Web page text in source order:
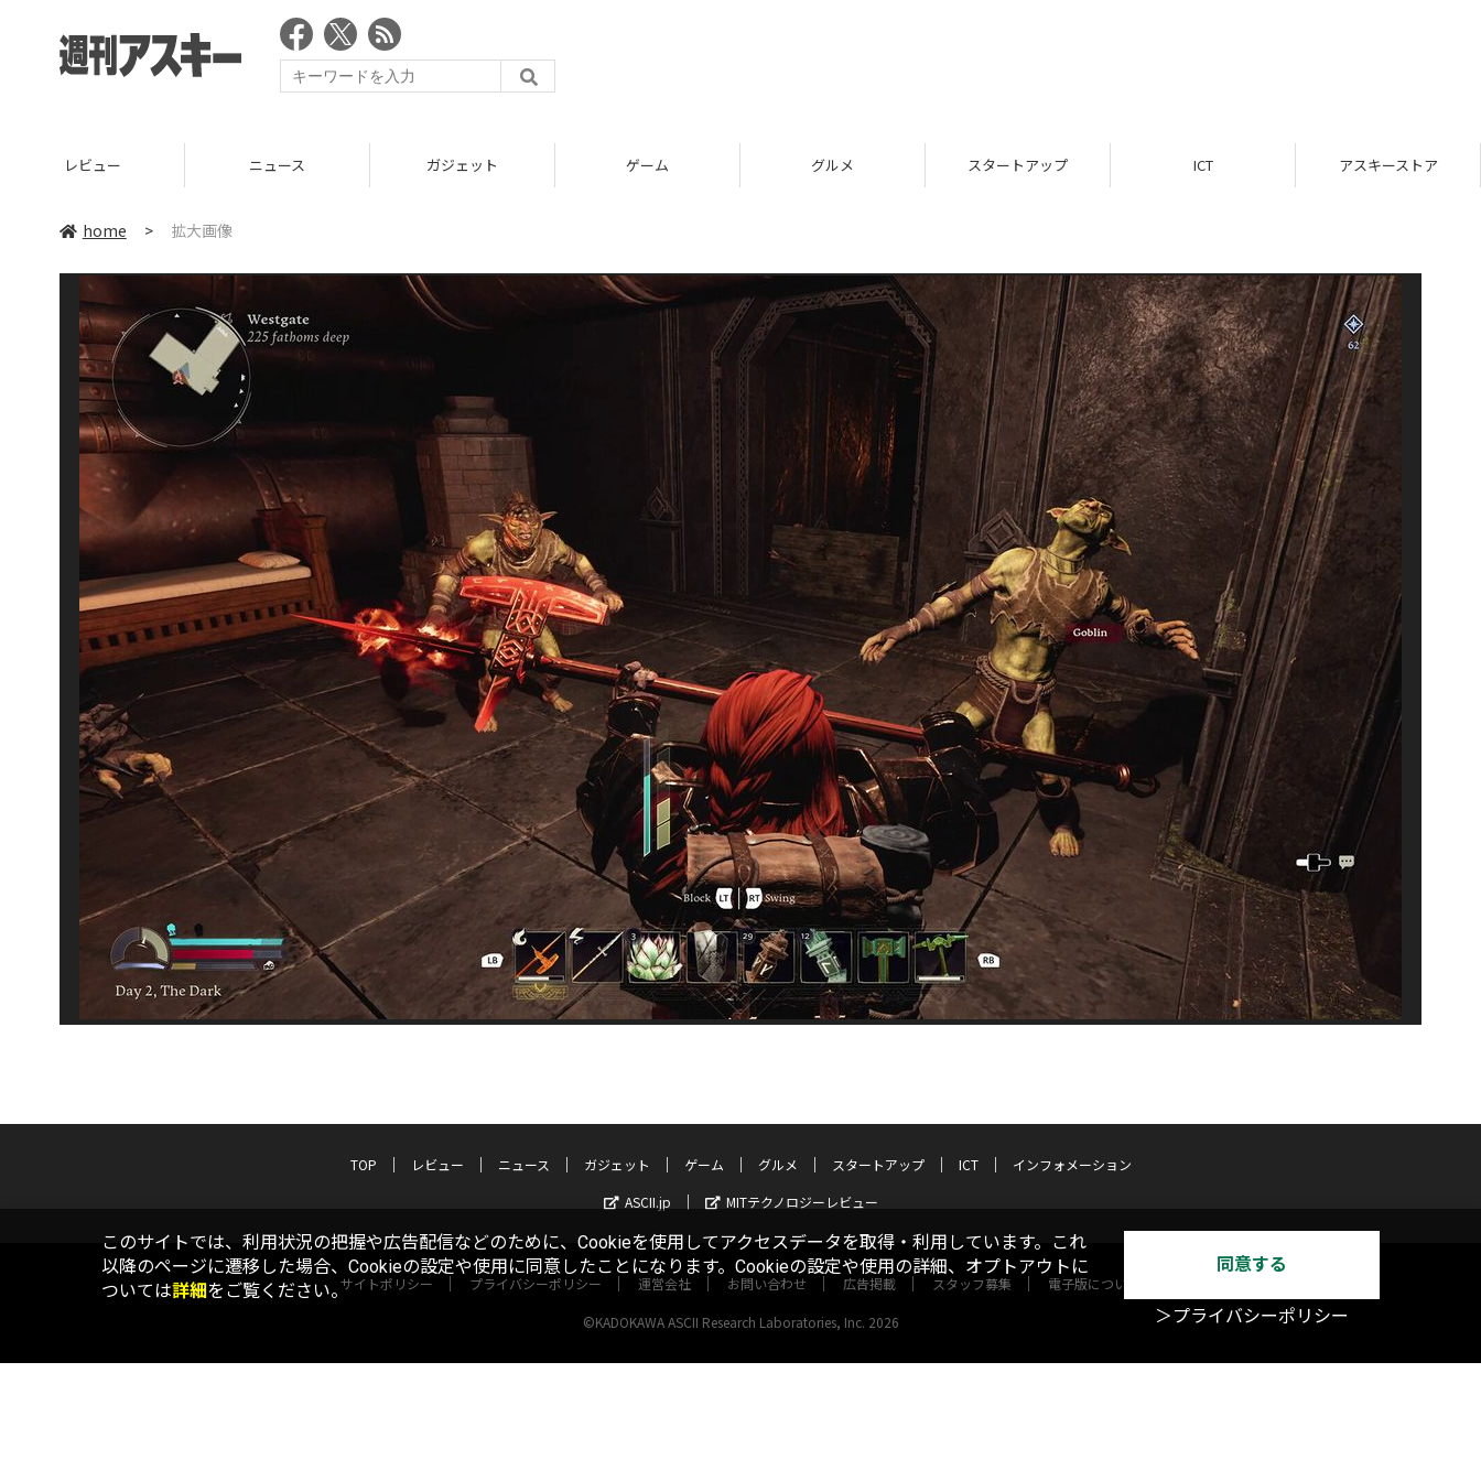
レビュー ニュース ガジェット ゲーム グルメ スタートアップ ICT アスキーストア
home > 拡大画像
TOP レビュー ニュース ガジェット ゲーム グルメ スタートアップ ICT
インフォメーション
ASCII.jp
MITテクノロジーレビュー
サイトポリシー プライバシーポリシー 運営会社 お問い合わせ 広告掲載 スタッフ募集 電子版について
©KADOKAWA ASCII Research Laboratories, Inc. 2026
このサイトでは、利用状況の把握や広告配信などのために、Cookieを使用してアクセスデータを取得・利用しています。これ
以降のページに遷移した場合、Cookieの設定や使用に同意したことになります。Cookieの設定や使用の詳細、オプトアウトに
ついては詳細をご覧ください。
同意する
＞プライバシーポリシー